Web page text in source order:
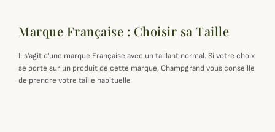
Marque Française : Choisir sa Taille
Il s'agit d'une marque Française avec un taillant normal. Si votre choix
se porte sur un produit de cette marque, Champgrand vous conseille
de prendre votre taille habituelle